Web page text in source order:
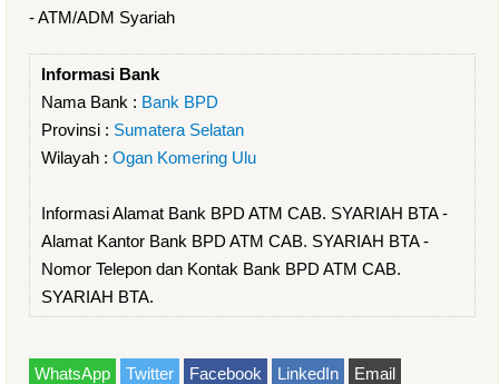
- ATM/ADM Syariah
Informasi Bank
Nama Bank : Bank BPD
Provinsi : Sumatera Selatan
Wilayah : Ogan Komering Ulu
Informasi Alamat Bank BPD ATM CAB. SYARIAH BTA -
Alamat Kantor Bank BPD ATM CAB. SYARIAH BTA -
Nomor Telepon dan Kontak Bank BPD ATM CAB.
SYARIAH BTA.
WhatsApp Twitter Facebook LinkedIn Email